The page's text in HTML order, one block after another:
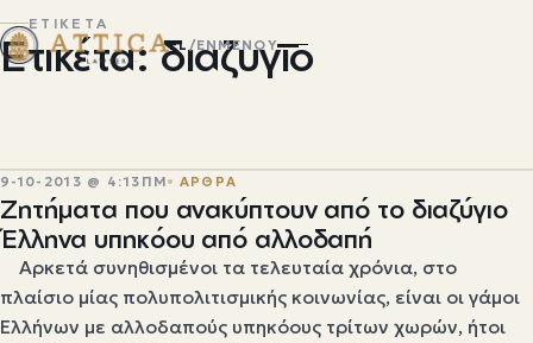
EL /EN ΜΕΝΟΎ
ΕΤΙΚΕΤΑ
Ετικέτα: διαζυγιο
9-10-2013 @ 4:13ΠΜ ΑΡΘΡΑ
Ζητήματα που ανακύπτουν από το διαζύγιο
Έλληνα υπηκόου από αλλοδαπή
Αρκετά συνηθισμένοι τα τελευταία χρόνια, στο
πλαίσιο μίας πολυπολιτισμικής κοινωνίας, είναι οι γάμοι
Ελλήνων με αλλοδαπούς υπηκόους τρίτων χωρών, ήτοι